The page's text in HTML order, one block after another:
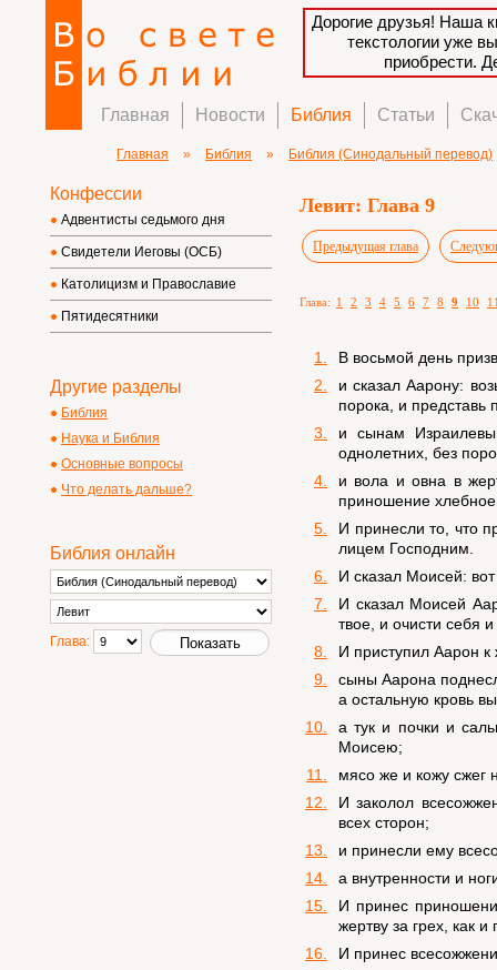
Дорогие друзья! Наша
текстологии уже
приобрести.
Главная Новости Библия Статьи
Главная » Библия » Библия (Синодальный перевод)
Левит: Глава 9
Предыдущая глава
Глава: 1 2 3 4 5 6 7 8 9 10
1.
В восьмой день
2.
и сказал Аарону:
порока, и представь
3.
и сынам
однолетних, без
4.
и вола и овна в
приношение
5.
И принесли то, что
лицем Господним.
6.
И сказал Моисей:
7.
И сказал Моисей
твое, и очисти себя
8.
И приступил Аарон к
9.
сыны Аарона
а остальную кровь
10.
а тук и почки и
Моисею;
11.
мясо же и кожу сжег
12.
И заколол
всех сторон;
13.
и принесли ему
14.
а внутренности и
15.
И принес
жертву за грех, как и
16.
И принес
Конфессии
Адвентисты седьмого дня
Свидетели Иеговы (ОСБ)
Католицизм и Православие
Пятидесятники
Другие разделы
Библия
Наука и Библия
Основные вопросы
Что делать дальше?
Библия онлайн
Глава: